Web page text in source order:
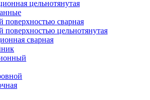
цельнотянутая
поверхностью сварная
поверхностью цельнотянутая
сварная